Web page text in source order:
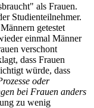
als Frauen.
Studien­teilnehmer.
getestet
einmal Männer
verschont
dass Frauen
würde, dass
oder
bei Frauen anders
zu wenig